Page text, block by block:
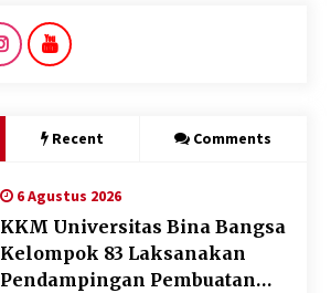
Recent Comments
6 Agustus 2026
KKM Universitas Bina Bangsa
Kelompok 83 Laksanakan
Pendampingan Pembuatan